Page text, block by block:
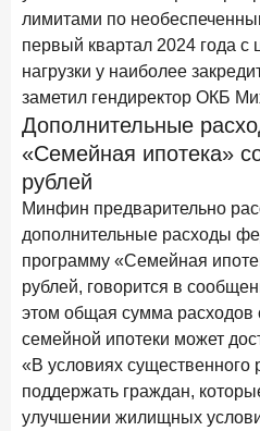
15 апреля 2026 года
Рынок подписок 2026: от
привычку
15 апреля 2026 года
Маркетинговые акции
трендов
10 апреля 2026 года
ДНК современного
7 апреля 2026 года
По итогам марта 2026 года
составил 925,7 млрд руб.
26 марта 2026 года
Не экосистемой единой: как
распределяют подписки
лимитами по
первый квартал 2024 года с
нагрузки у наиболее
заметил гендиректор ОКБ
Дополнительные
«Семейная ипотека»
рублей
Минфин предварительно
дополнительные расходы
программу «Семейная
рублей, говорится в
этом общая сумма расходов
семейной ипотеки может
«В условиях существенного
поддержать граждан,
улучшении жилищных